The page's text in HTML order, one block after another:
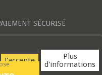
Plus
d'informations
SÉCURISÉ